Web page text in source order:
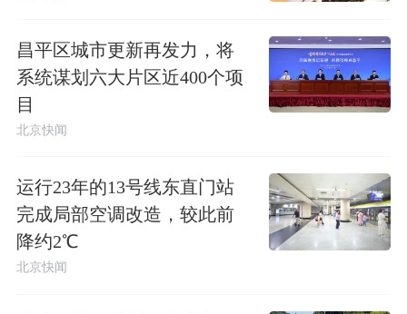
昌平区城市更新再发力，将
系统谋划六大片区近400个项
目
北京快闻
运行23年的13号线东直门站
完成局部空调改造，较此前
降约2℃
北京快闻